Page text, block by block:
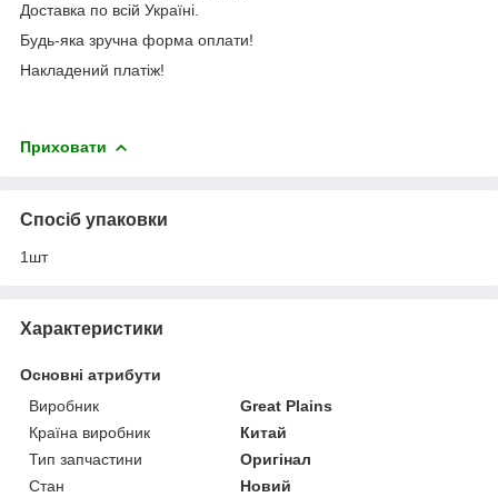
Доставка по всій Україні.
Будь-яка зручна форма оплати!
Накладений платіж!
Приховати
Спосіб упаковки
1шт
Характеристики
Основні атрибути
Виробник
Great Plains
Країна виробник
Китай
Тип запчастини
Оригінал
Стан
Новий